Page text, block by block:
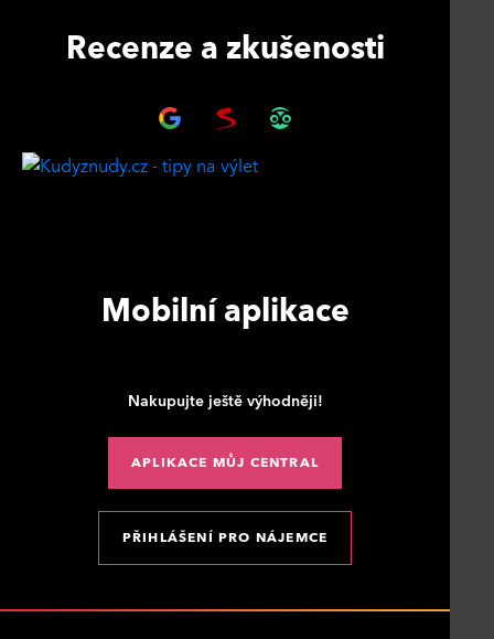
Recenze a zkušenosti
Mobilní aplikace
Nakupujte ještě výhodněji!
APLIKACE MŮJ CENTRAL
PŘIHLÁŠENÍ PRO NÁJEMCE